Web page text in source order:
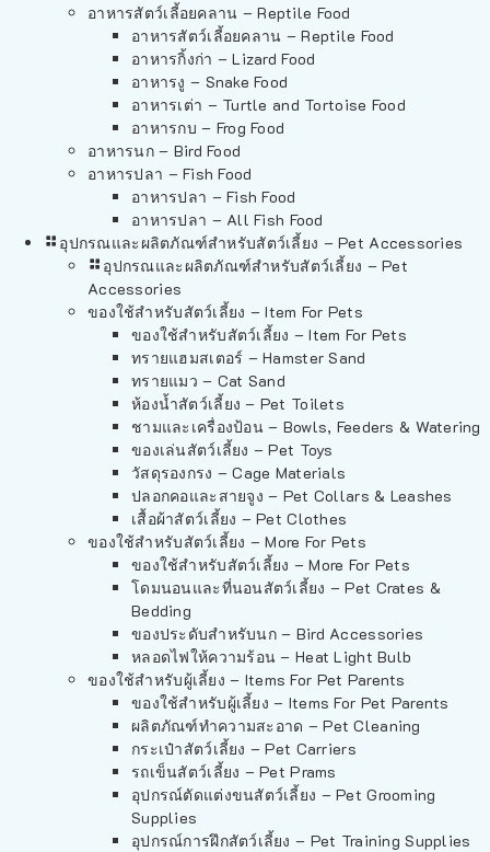
อาหารสัตว์เลี้อยคลาน – Reptile Food
อาหารสัตว์เลี้อยคลาน – Reptile Food
อาหารกิ้งก่า – Lizard Food
อาหารงู – Snake Food
อาหารเต่า – Turtle and Tortoise Food
อาหารกบ – Frog Food
อาหารนก – Bird Food
อาหารปลา – Fish Food
อาหารปลา – Fish Food
อาหารปลา – All Fish Food
อุปกรณและผลิตภัณฑ์สำหรับสัตว์เลี้ยง – Pet Accessories
อุปกรณและผลิตภัณฑ์สำหรับสัตว์เลี้ยง – Pet
Accessories
ของใช้สำหรับสัตว์เลี้ยง – Item For Pets
ของใช้สำหรับสัตว์เลี้ยง – Item For Pets
ทรายแฮมสเตอร์ – Hamster Sand
ทรายแมว – Cat Sand
ห้องน้ำสัตว์เลี้ยง – Pet Toilets
ชามและเครื่องป้อน – Bowls, Feeders & Watering
ของเล่นสัตว์เลี้ยง – Pet Toys
วัสดุรองกรง – Cage Materials
ปลอกคอและสายจูง – Pet Collars & Leashes
เสื้อผ้าสัตว์เลี้ยง – Pet Clothes
ของใช้สำหรับสัตว์เลี้ยง – More For Pets
ของใช้สำหรับสัตว์เลี้ยง – More For Pets
โดมนอนและที่นอนสัตว์เลี้ยง – Pet Crates &
Bedding
ของประดับสำหรับนก – Bird Accessories
หลอดไฟให้ความร้อน – Heat Light Bulb
ของใช้สำหรับผู้เลี้ยง – Items For Pet Parents
ของใช้สำหรับผู้เลี้ยง – Items For Pet Parents
ผลิตภัณฑ์ทำความสะอาด – Pet Cleaning
กระเป๋าสัตว์เลี้ยง – Pet Carriers
รถเข็นสัตว์เลี้ยง – Pet Prams
อุปกรณ์ตัดแต่งขนสัตว์เลี้ยง – Pet Grooming
Supplies
อุปกรณ์การฝึกสัตว์เลี้ยง – Pet Training Supplies